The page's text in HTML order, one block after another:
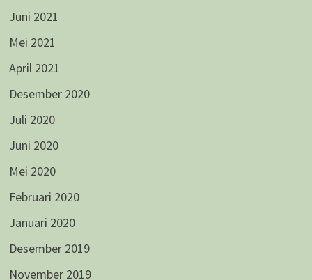
Juni 2021
Mei 2021
April 2021
Desember 2020
Juli 2020
Juni 2020
Mei 2020
Februari 2020
Januari 2020
Desember 2019
November 2019